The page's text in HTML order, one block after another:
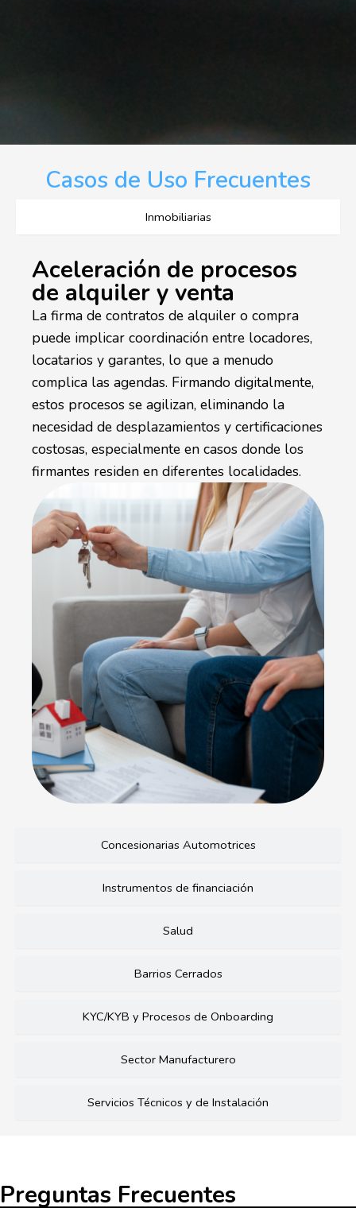
Casos de Uso Frecuentes
Inmobiliarias
Concesionarias Automotrices
Instrumentos de financiación
Salud
Barrios Cerrados
KYC/KYB y Procesos de Onboarding
Sector Manufacturero
Servicios Técnicos y de Instalación
Aceleración de procesos
de alquiler y venta
La firma de contratos de alquiler o compra
puede implicar coordinación entre locadores,
locatarios y garantes, lo que a menudo
complica las agendas. Firmando digitalmente,
estos procesos se agilizan, eliminando la
necesidad de desplazamientos y certificaciones
costosas, especialmente en casos donde los
firmantes residen en diferentes localidades.
Preguntas Frecuentes